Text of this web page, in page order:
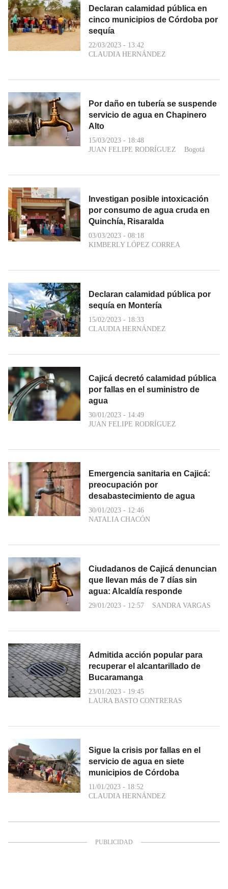
Declaran calamidad pública en
cinco municipios de Córdoba por
sequía
22/03/2023 - 13:42
CLAUDIA HERNÁNDEZ
Por daño en tubería se suspende
servicio de agua en Chapinero
Alto
15/03/2023 - 18:48
JUAN FELIPE RODRÍGUEZ
Bogotá
Investigan posible intoxicación
por consumo de agua cruda en
Quinchía, Risaralda
03/03/2023 - 08:18
KIMBERLY LÓPEZ CORREA
Declaran calamidad pública por
sequía en Montería
15/02/2023 - 18:33
CLAUDIA HERNÁNDEZ
Cajicá decretó calamidad pública
por fallas en el suministro de
agua
30/01/2023 - 14:49
JUAN FELIPE RODRÍGUEZ
Emergencia sanitaria en Cajicá:
preocupación por
desabastecimiento de agua
30/01/2023 - 12:46
NATALIA CHACÓN
Ciudadanos de Cajicá denuncian
que llevan más de 7 días sin
agua: Alcaldía responde
29/01/2023 - 12:57 SANDRA VARGAS
Admitida acción popular para
recuperar el alcantarillado de
Bucaramanga
23/01/2023 - 19:45
LAURA BASTO CONTRERAS
Sigue la crisis por fallas en el
servicio de agua en siete
municipios de Córdoba
11/01/2023 - 18:52
CLAUDIA HERNÁNDEZ